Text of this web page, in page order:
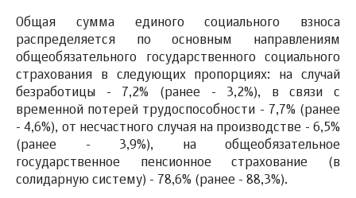
Общая сумма единого социального взноса
распределяется по основным направлениям
общеобязательного государственного социального
страхования в следующих пропорциях: на случай
безработицы - 7,2% (ранее - 3,2%), в связи с
временной потерей трудоспособности - 7,7% (ранее
- 4,6%), от несчастного случая на производстве - 6,5%
(ранее - 3,9%), на общеобязательное
государственное пенсионное страхование (в
солидарную систему) - 78,6% (ранее - 88,3%).